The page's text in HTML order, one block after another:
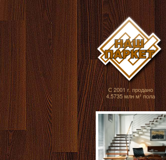
С 2001 г. продано
4.5735 млн м² пола